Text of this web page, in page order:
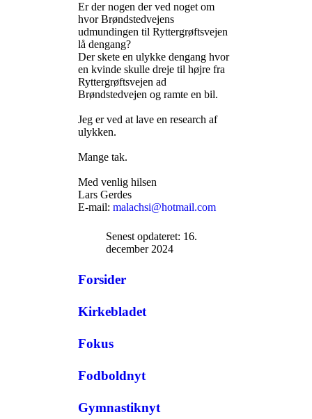
Er der nogen der ved noget om
hvor Brøndstedvejens
udmundingen til Ryttergrøftsvejen
lå dengang?
Der skete en ulykke dengang hvor
en kvinde skulle dreje til højre fra
Ryttergrøftsvejen ad
Brøndstedvejen og ramte en bil.
Jeg er ved at lave en research af
ulykken.
Mange tak.
Med venlig hilsen
Lars Gerdes
E-mail: malachsi@hotmail.com
Senest opdateret: 16.
december 2024
Forsider
Kirkebladet
Fokus
Fodboldnyt
Gymnastiknyt